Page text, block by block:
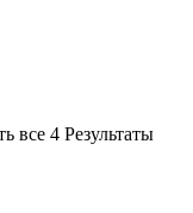
все 4 Результаты